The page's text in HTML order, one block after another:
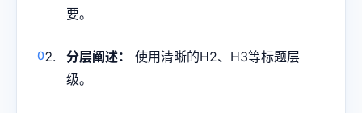
要。
分层阐述：
使用清晰的H2、H3等标题层
级。